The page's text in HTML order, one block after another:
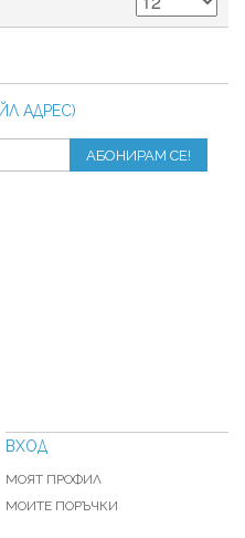
АДРЕС)
АБОНИРАМ СЕ!
ВХОД
МОЯТ ПРОФИЛ
МОИТЕ ПОРЪЧКИ